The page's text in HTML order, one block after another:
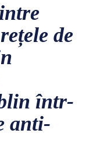
de
într-
anti-